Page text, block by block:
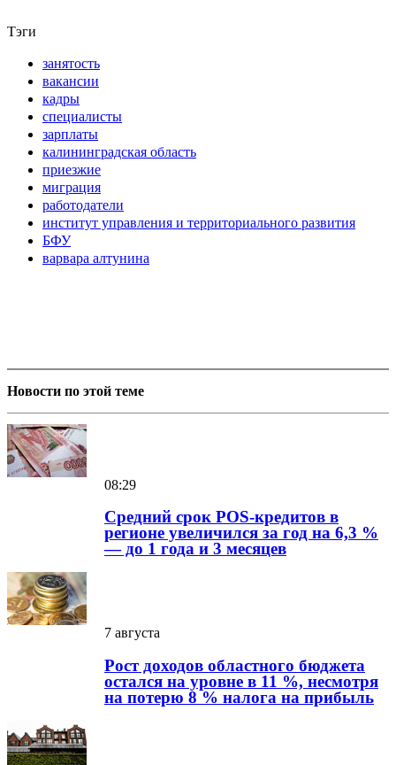
Тэги
занятость
вакансии
кадры
специалисты
зарплаты
калининградская область
приезжие
миграция
работодатели
институт управления и территориального развития
БФУ
варвара алтунина
Новости по этой теме
08:29
Средний срок POS-кредитов в
регионе увеличился за год на 6,3 %
— до 1 года и 3 месяцев
7 августа
Рост доходов областного бюджета
остался на уровне в 11 %, несмотря
на потерю 8 % налога на прибыль